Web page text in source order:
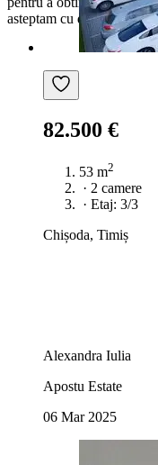
asteptam cu drag la o
82.500 €
53 m2
· 2 camere
· Etaj: 3/3
Chișoda, Timiș
Alexandra Iulia
Apostu Estate
06 Mar 2025